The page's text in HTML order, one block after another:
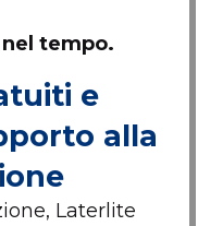
tempo.
e
alla
Laterlite